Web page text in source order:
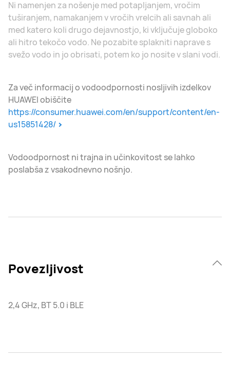
Ni namenjen za nošenje med potapljanjem, vročim
tuširanjem, namakanjem v vročih vrelcih ali savnah ali
med katero koli drugo dejavnostjo, ki vključuje globoko
ali hitro tekočo vodo. Ne pozabite splakniti naprave s
svežo vodo in jo obrisati, potem ko jo nosite v slani vodi.
Za več informacij o vodoodpornosti nosljivih izdelkov
HUAWEI obiščite
https://consumer.huawei.com/en/support/content/en-
us15851428/
Vodoodpornost ni trajna in učinkovitost se lahko
poslabša z vsakodnevno nošnjo.
Povezljivost
2,4 GHz, BT 5.0 i BLE